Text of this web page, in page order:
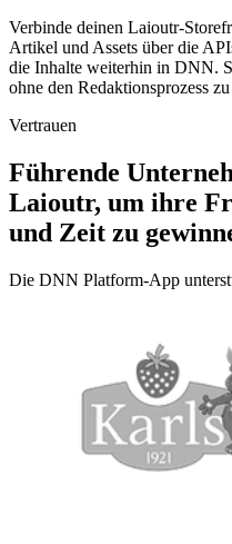
Verbinde deinen Laioutr-
Artikel und Assets über die
die Inhalte weiterhin in DNN.
ohne den Redaktionsprozess
Vertrauen
Führende
Laioutr, um ihre
und Zeit zu
Die DNN Platform-App